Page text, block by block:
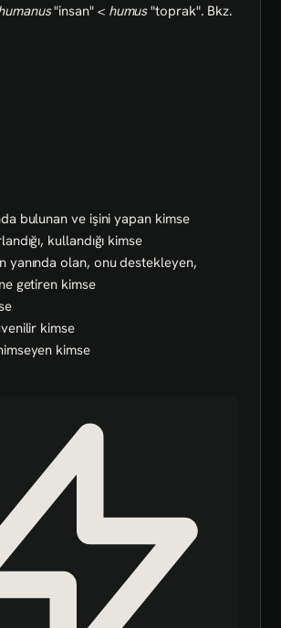
"insan" < humus"toprak". Bkz.
bulunan ve işini yapan kimse
kullandığı kimse
yanında olan, onu destekleyen,
getiren kimse
kimse
kimse